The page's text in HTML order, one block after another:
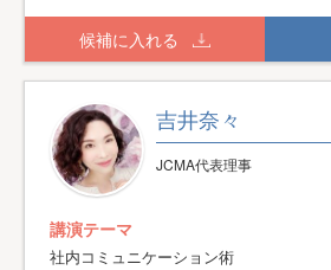
候補に入れる
吉井奈々
JCMA代表理事
講演テーマ
社内コミュニケーション術